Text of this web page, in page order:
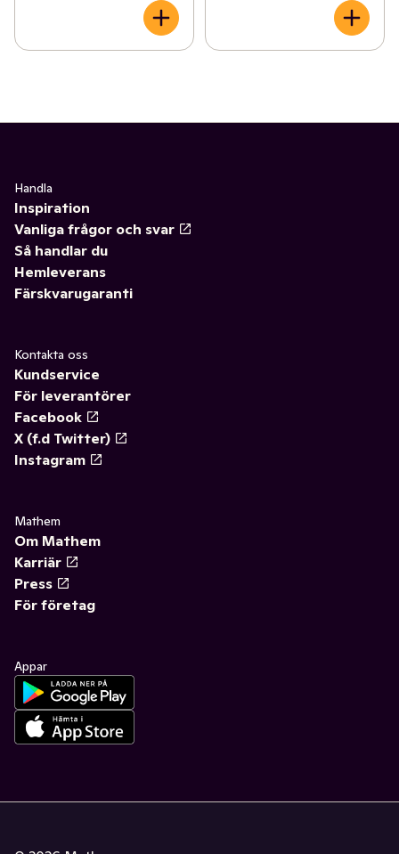
Handla
Inspiration
Vanliga frågor och svar
Så handlar du
Hemleverans
Färskvarugaranti
Kontakta oss
Kundservice
För leverantörer
Facebook
X (f.d Twitter)
Instagram
Mathem
Om Mathem
Karriär
Press
För företag
Appar